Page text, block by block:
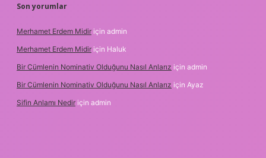
Son yorumlar
Merhamet Erdem Midir için admin
Merhamet Erdem Midir için Haluk
Bir Cümlenin Nominativ Olduğunu Nasıl Anlarız için admin
Bir Cümlenin Nominativ Olduğunu Nasıl Anlarız için Ayaz
Sifin Anlamı Nedir için admin